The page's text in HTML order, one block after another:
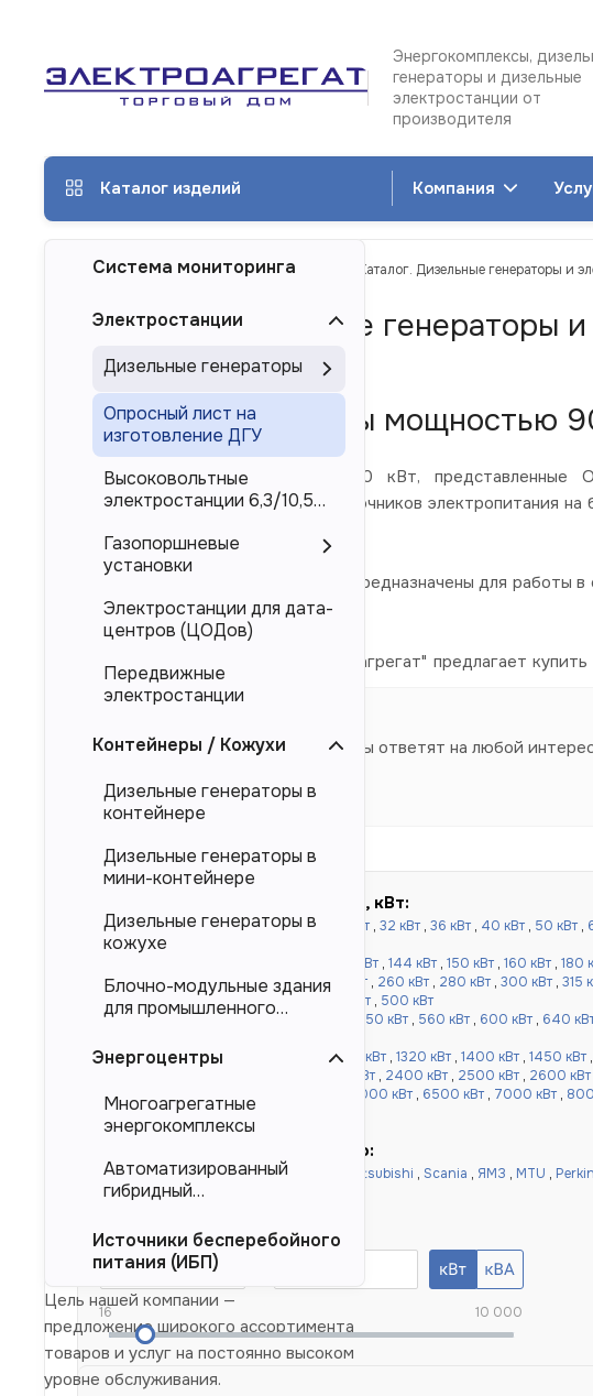
Энергокомплексы,
генераторы и дизельные
электростанции от
производителя
Каталог изделий Компания
ТД Электроагрегат Каталог изделий Каталог. Дизельные генераторы и
Каталог. Дизельные
Красноярске
Дизель-генераторы мощностью
Дизельные электростанции 900 кВт, представленные
электроснабжения в качестве источников электропитания
Представленные в каталоге ДЭС предназначены для работы
магистральных электросетей.
Компания "Торговый Дом Электроагрегат" предлагает
производителя.
Наши специалисты ответят на любой
Быстрый подбор по мощности, кВт:
до 100 кВт:16 кВт,20 кВт,24 кВт 30 кВт , 32 кВт , 36 кВт , 40 кВт , 50 кВт ,
кВт,80 кВт
130 кВт , 144 кВт , 150 кВт , 160 кВт , 180
кВт,220 кВт,240 кВт,250 кВт,256 кВт , 260 кВт , 280 кВт , 300 кВт , 315
кВт,360 кВт,400 кВт,450 кВт 480 кВт , 500 кВт
от 520 до 1000 кВт: 520 кВт, 550 кВт , 560 кВт , 600 кВт , 640
более 1000 кВт:1100 кВт 1200 кВт , 1320 кВт , 1400 кВт , 1450 кВт ,
2200 кВт , 2400 кВт , 2500 кВт , 2600 кВт
кВт
6000 кВт , 6500 кВт , 7000 кВт ,
10000 кВт
Быстрый подбор по двигателю:
Doosan,Cummins,Baudouin Mitsubishi , Scania , ЯМЗ , MTU ,
Yuchai,Weichai
Номинальная мощность, кВт
16 10 000
Система мониторинга
Электростанции
Дизельные генераторы
Опросный лист на
изготовление ДГУ
Высоковольтные
электростанции 6,3/10,5
Газопоршневые
установки
Электростанции для дата-
центров (ЦОДов)
Передвижные
электростанции
Контейнеры / Кожухи
Дизельные генераторы в
контейнере
Дизельные генераторы в
мини-контейнере
Дизельные генераторы в
кожухе
Блочно-модульные здания
для промышленного
оборудования (БМЗ)
Энергоцентры
Многоагрегатные
энергокомплексы
Автоматизированный
гибридный
Источники бесперебойного
питания (ИБП)
Цель нашей компании —
предложение широкого ассортимента
товаров и услуг на постоянно высоком
уровне обслуживания.